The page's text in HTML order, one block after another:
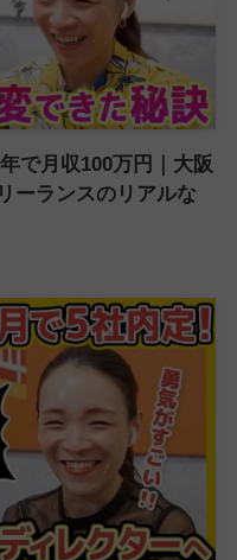
で月収100万円｜大阪
ーランスのリアルな